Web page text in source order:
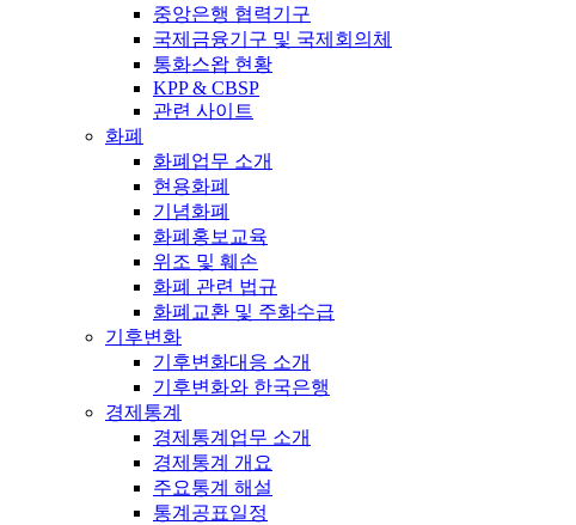
중앙은행 협력기구
국제금융기구 및 국제회의체
통화스왑 현황
KPP & CBSP
관련 사이트
화폐
화폐업무 소개
현용화폐
기념화폐
화폐홍보교육
위조 및 훼손
화폐 관련 법규
화폐교환 및 주화수급
기후변화
기후변화대응 소개
기후변화와 한국은행
경제통계
경제통계업무 소개
경제통계 개요
주요통계 해설
통계공표일정